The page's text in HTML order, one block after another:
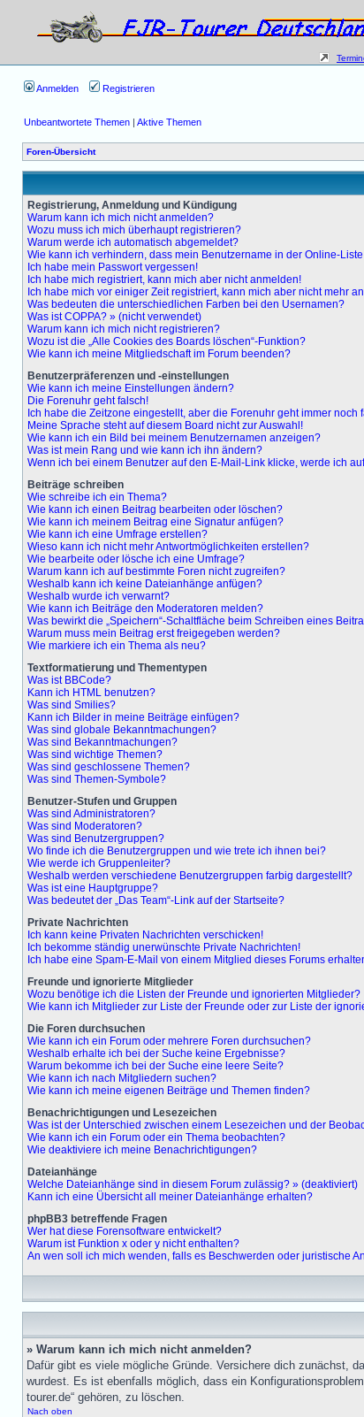
Anmelden Registrieren
Unbeantwortete Themen | Aktive Themen
Foren-Übersicht
Registrierung, Anmeldung und Kündigung
Warum kann ich mich nicht anmelden?
Wozu muss ich mich überhaupt registrieren?
Warum werde ich automatisch abgemeldet?
Wie kann ich verhindern, dass mein Benutzername in der Online-
Ich habe mein Passwort vergessen!
Ich habe mich registriert, kann mich aber nicht anmelden!
Ich habe mich vor einiger Zeit registriert, kann mich aber nicht mehr
Was bedeuten die unterschiedlichen Farben bei den Usernamen?
Was ist COPPA? » (nicht verwendet)
Warum kann ich mich nicht registrieren?
Wozu ist die „Alle Cookies des Boards löschen“-Funktion?
Wie kann ich meine Mitgliedschaft im Forum beenden?
Benutzerpräferenzen und -einstellungen
Wie kann ich meine Einstellungen ändern?
Die Forenuhr geht falsch!
Ich habe die Zeitzone eingestellt, aber die Forenuhr geht immer noch
Meine Sprache steht auf diesem Board nicht zur Auswahl!
Wie kann ich ein Bild bei meinem Benutzernamen anzeigen?
Was ist mein Rang und wie kann ich ihn ändern?
Wenn ich bei einem Benutzer auf den E-Mail-Link klicke, werde ich
Beiträge schreiben
Wie schreibe ich ein Thema?
Wie kann ich einen Beitrag bearbeiten oder löschen?
Wie kann ich meinem Beitrag eine Signatur anfügen?
Wie kann ich eine Umfrage erstellen?
Wieso kann ich nicht mehr Antwortmöglichkeiten erstellen?
Wie bearbeite oder lösche ich eine Umfrage?
Warum kann ich auf bestimmte Foren nicht zugreifen?
Weshalb kann ich keine Dateianhänge anfügen?
Weshalb wurde ich verwarnt?
Wie kann ich Beiträge den Moderatoren melden?
Was bewirkt die „Speichern“-Schaltfläche beim Schreiben eines
Warum muss mein Beitrag erst freigegeben werden?
Wie markiere ich ein Thema als neu?
Textformatierung und Thementypen
Was ist BBCode?
Kann ich HTML benutzen?
Was sind Smilies?
Kann ich Bilder in meine Beiträge einfügen?
Was sind globale Bekanntmachungen?
Was sind Bekanntmachungen?
Was sind wichtige Themen?
Was sind geschlossene Themen?
Was sind Themen-Symbole?
Benutzer-Stufen und Gruppen
Was sind Administratoren?
Was sind Moderatoren?
Was sind Benutzergruppen?
Wo finde ich die Benutzergruppen und wie trete ich ihnen bei?
Wie werde ich Gruppenleiter?
Weshalb werden verschiedene Benutzergruppen farbig dargestellt?
Was ist eine Hauptgruppe?
Was bedeutet der „Das Team“-Link auf der Startseite?
Private Nachrichten
Ich kann keine Privaten Nachrichten verschicken!
Ich bekomme ständig unerwünschte Private Nachrichten!
Ich habe eine Spam-E-Mail von einem Mitglied dieses Forums
Freunde und ignorierte Mitglieder
Wozu benötige ich die Listen der Freunde und ignorierten Mitglieder?
Wie kann ich Mitglieder zur Liste der Freunde oder zur Liste der
Die Foren durchsuchen
Wie kann ich ein Forum oder mehrere Foren durchsuchen?
Weshalb erhalte ich bei der Suche keine Ergebnisse?
Warum bekomme ich bei der Suche eine leere Seite?
Wie kann ich nach Mitgliedern suchen?
Wie kann ich meine eigenen Beiträge und Themen finden?
Benachrichtigungen und Lesezeichen
Was ist der Unterschied zwischen einem Lesezeichen und der
Wie kann ich ein Forum oder ein Thema beobachten?
Wie deaktiviere ich meine Benachrichtigungen?
Dateianhänge
Welche Dateianhänge sind in diesem Forum zulässig? » (deaktiviert)
Kann ich eine Übersicht all meiner Dateianhänge erhalten?
phpBB3 betreffende Fragen
Wer hat diese Forensoftware entwickelt?
Warum ist Funktion x oder y nicht enthalten?
An wen soll ich mich wenden, falls es Beschwerden oder juristische
» Warum kann ich mich nicht anmelden?
Dafür gibt es viele mögliche Gründe. Versichere dich zunächst,
wurdest. Es ist ebenfalls möglich, dass ein
tourer.de“ gehören, zu löschen.
Nach oben